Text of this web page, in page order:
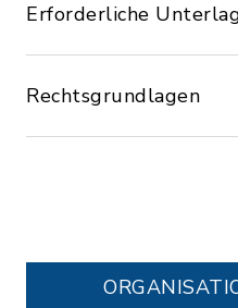
Erforderliche
Rechtsgrundlagen